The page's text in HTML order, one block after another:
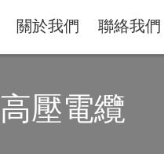
關於我們 聯絡我們
高壓電纜